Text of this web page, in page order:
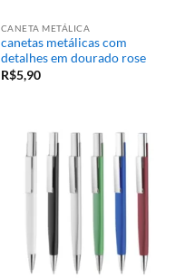
CANETA METÁLICA
canetas metálicas com
detalhes em dourado rose
R$5,90